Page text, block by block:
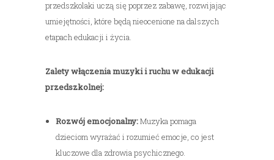
przedszkolaki uczą się poprzez zabawę, rozwijając
umiejętności, które będą nieocenione na dalszych
etapach edukacji i życia.
Zalety włączenia muzyki i ruchu w edukacji
przedszkolnej:
Rozwój emocjonalny:Muzyka pomaga
dzieciom wyrażać i rozumieć emocje, co jest
kluczowe dla zdrowia psychicznego.